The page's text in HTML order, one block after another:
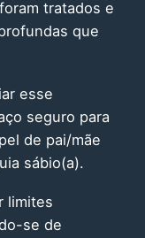
tratados e
que
esse
seguro para
de pai/mãe
sábio(a).
limites
se de